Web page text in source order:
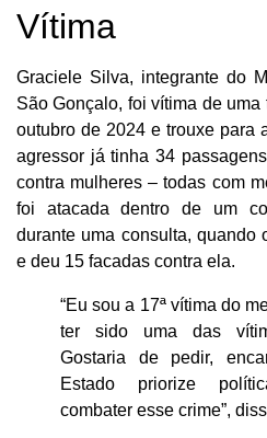
Vítima
Graciele Silva, integrante do
São Gonçalo, foi vítima de
outubro de 2024 e trouxe para
agressor já tinha 34
contra mulheres – todas com
foi atacada dentro de um
durante uma consulta, quando
e deu 15 facadas contra ela.
“Eu sou a 17ª vítima do
ter sido uma das
Gostaria de pedir,
Estado priorize
combater esse crime”,